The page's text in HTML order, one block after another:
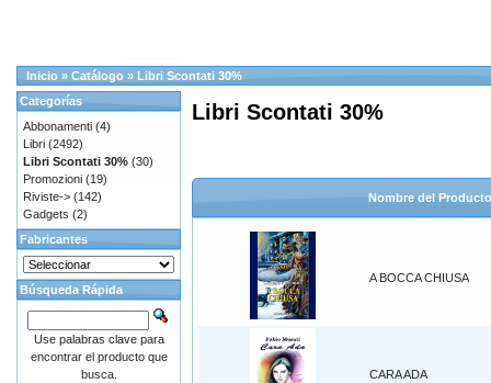
Inicio » Catálogo » Libri Scontati 30%
Libri Scontati 30%
Nombre del
A BOCCA CHIUSA
CARA ADA
Categorías
Abbonamenti (4)
Libri (2492)
Libri Scontati 30% (30)
Promozioni (19)
Riviste-> (142)
Gadgets (2)
Fabricantes
Búsqueda Rápida
Use palabras clave para
encontrar el producto que
busca.